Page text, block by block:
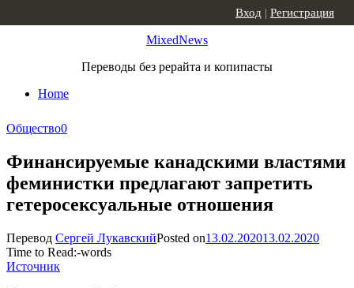
MixedNews
Переводы без рерайта и копипасты
Home
Вход | Регистрация
Общество0
Финансируемые канадскими властями
феминистки предлагают запретить
гетеросексуальные отношения
Перевод Сергей ЛукавскийPosted on13.02.202013.02.2020
Time to Read:-words
Источник